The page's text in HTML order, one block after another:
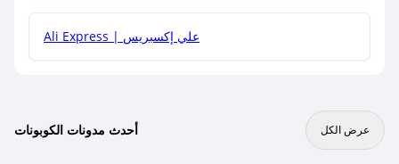
Ali Express | علي إكسبريس
أحدث مدونات الكوبونات عرض الكل